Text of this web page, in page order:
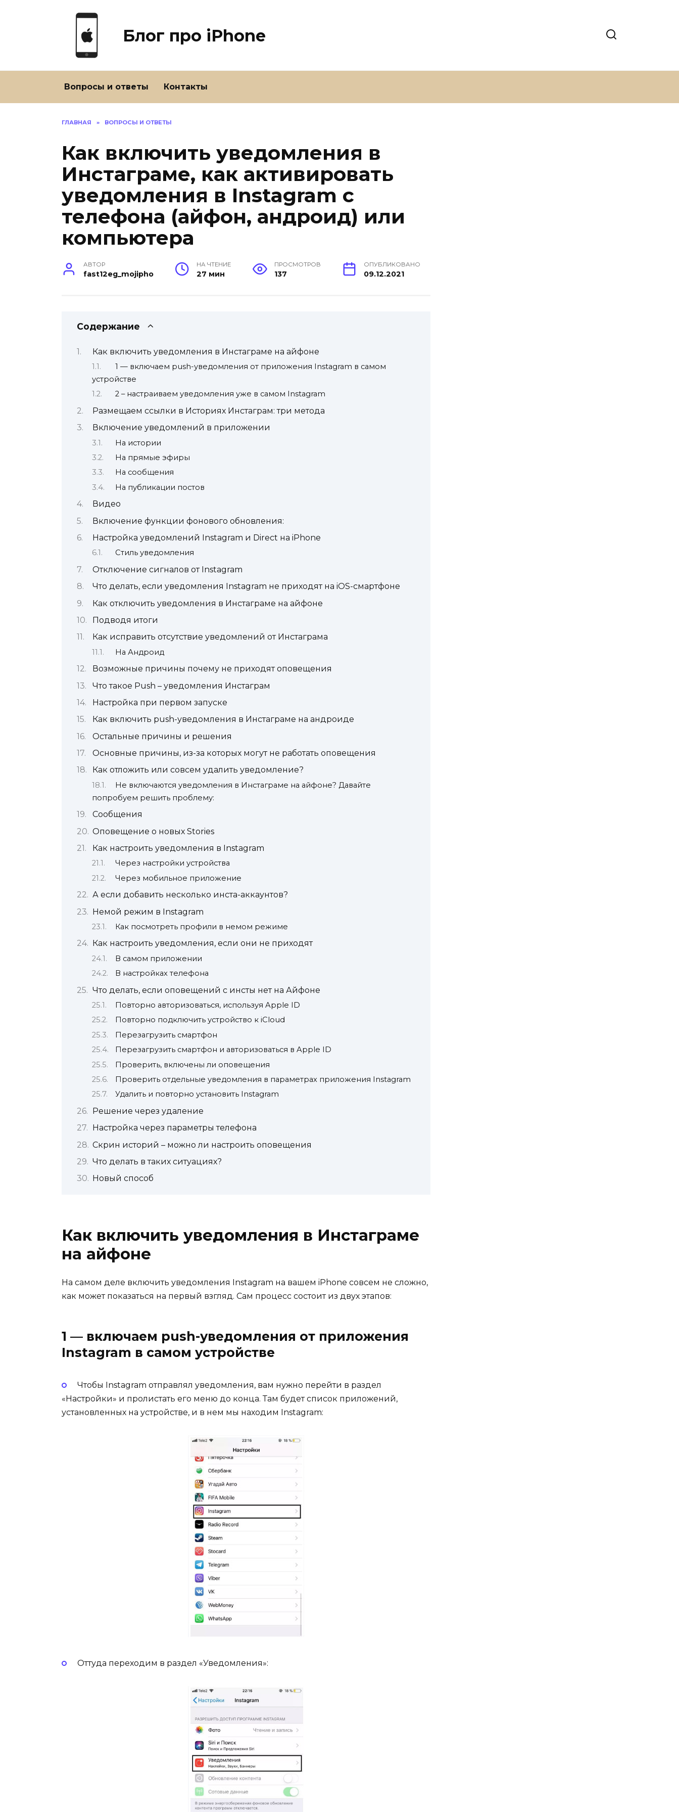
Блог про iPhone
Вопросы и ответы Контакты
ГЛАВНАЯ » ВОПРОСЫ И ОТВЕТЫ
Как включить уведомления в
Инстаграме, как активировать
уведомления в Instagram с
телефона (айфон, андроид) или
компьютера
АВТОР
fast12eg_mojipho
НА ЧТЕНИЕ
27 мин
ПРОСМОТРОВ
137
ОПУБЛИКОВАНО
09.12.2021
Содержание
Как включить уведомления в Инстаграме на айфоне
1 — включаем push-уведомления от приложения Instagram в самом
устройстве
2 – настраиваем уведомления уже в самом Instagram
Размещаем ссылки в Историях Инстаграм: три метода
Включение уведомлений в приложении
На истории
На прямые эфиры
На сообщения
На публикации постов
Видео
Включение функции фонового обновления:
Настройка уведомлений Instagram и Direct на iPhone
Стиль уведомления
Отключение сигналов от Instagram
Что делать, если уведомления Instagram не приходят на iOS-смартфоне
Как отключить уведомления в Инстаграме на айфоне
Подводя итоги
Как исправить отсутствие уведомлений от Инстаграма
На Андроид
Возможные причины почему не приходят оповещения
Что такое Push – уведомления Инстаграм
Настройка при первом запуске
Как включить push-уведомления в Инстаграме на андроиде
Остальные причины и решения
Основные причины, из-за которых могут не работать оповещения
Как отложить или совсем удалить уведомление?
Не включаются уведомления в Инстаграме на айфоне? Давайте
попробуем решить проблему:
Сообщения
Оповещение о новых Stories
Как настроить уведомления в Instagram
Через настройки устройства
Через мобильное приложение
А если добавить несколько инста-аккаунтов?
Немой режим в Instagram
Как посмотреть профили в немом режиме
Как настроить уведомления, если они не приходят
В самом приложении
В настройках телефона
Что делать, если оповещений с инсты нет на Айфоне
Повторно авторизоваться, используя Apple ID
Повторно подключить устройство к iCloud
Перезагрузить смартфон
Перезагрузить смартфон и авторизоваться в Apple ID
Проверить, включены ли оповещения
Проверить отдельные уведомления в параметрах приложения Instagram
Удалить и повторно установить Instagram
Решение через удаление
Настройка через параметры телефона
Скрин историй – можно ли настроить оповещения
Что делать в таких ситуациях?
Новый способ
Как включить уведомления в Инстаграме
на айфоне
На самом деле включить уведомления Instagram на вашем iPhone совсем не сложно,
как может показаться на первый взгляд. Сам процесс состоит из двух этапов:
1 — включаем push-уведомления от приложения
Instagram в самом устройстве
Чтобы Instagram отправлял уведомления, вам нужно перейти в раздел
«Настройки» и пролистать его меню до конца. Там будет список приложений,
установленных на устройстве, и в нем мы находим Instagram:
Оттуда переходим в раздел «Уведомления»: